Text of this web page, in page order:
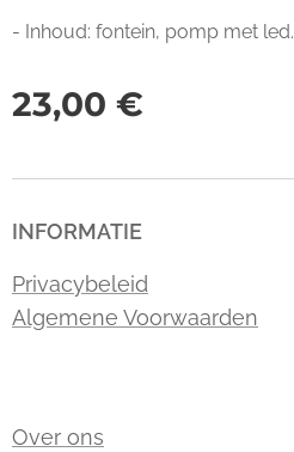
- Inhoud: fontein, pomp met led.
23,00 €
INFORMATIE
Privacybeleid
Algemene Voorwaarden
Over ons